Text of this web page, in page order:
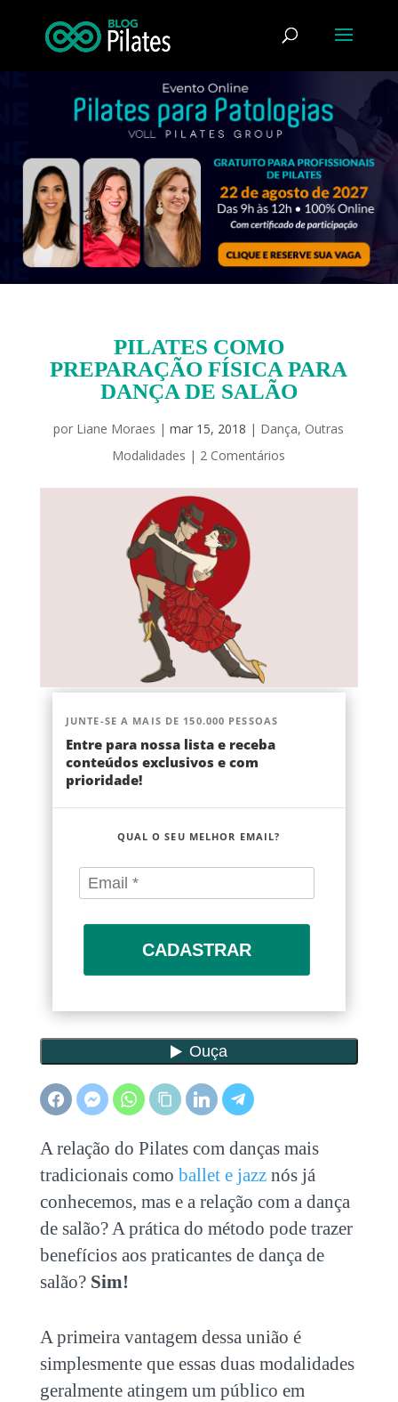
PILATES COMO
PREPARAÇÃO FÍSICA PARA
DANÇA DE SALÃO
por Liane Moraes |mar 15, 2018 | Dança, Outras
Modalidades | 2 Comentários
JUNTE-SE A MAIS DE 150.000 PESSOAS
Entre para nossa lista e receba
conteúdos exclusivos e com
prioridade!
QUAL O SEU MELHOR EMAIL?
CADASTRAR
A relação do Pilates com danças mais
tradicionais como ballet e jazznós já
conhecemos, mas e a relação com a dança
de salão? A prática do método pode trazer
benefícios aos praticantes de dança de
salão? Sim!
A primeira vantagem dessa união é
simplesmente que essas duas modalidades
geralmente atingem um público em